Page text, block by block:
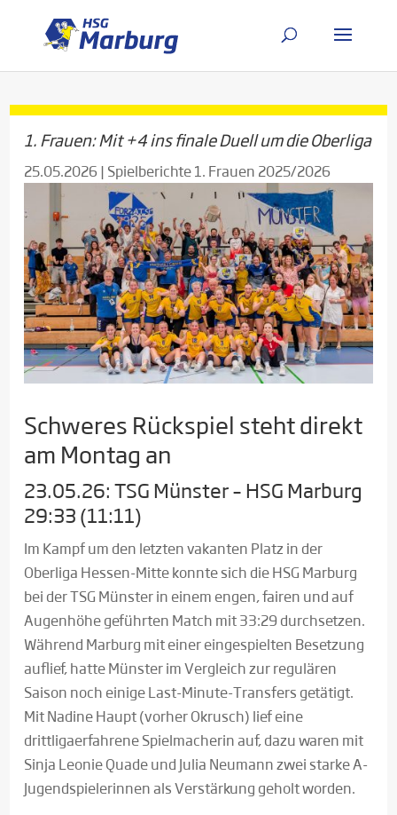
1. Frauen: Mit +4 ins finale Duell um die Oberliga
25.05.2026 | Spielberichte 1. Frauen 2025/2026
Schweres Rückspiel steht direkt
am Montag an
23.05.26: TSG Münster – HSG Marburg
29:33 (11:11)
Im Kampf um den letzten vakanten Platz in der
Oberliga Hessen-Mitte konnte sich die HSG Marburg
bei der TSG Münster in einem engen, fairen und auf
Augenhöhe geführten Match mit 33:29 durchsetzen.
Während Marburg mit einer eingespielten Besetzung
auflief, hatte Münster im Vergleich zur regulären
Saison noch einige Last-Minute-Transfers getätigt.
Mit Nadine Haupt (vorher Okrusch) lief eine
drittligaerfahrene Spielmacherin auf, dazu waren mit
Sinja Leonie Quade und Julia Neumann zwei starke A-
Jugendspielerinnen als Verstärkung geholt worden.